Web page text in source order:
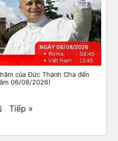
của Đức Thánh Cha đến
06/08/2026)
Tiếp »